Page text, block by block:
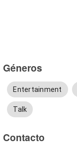
Géneros
Entertainment
Talk
Contacto